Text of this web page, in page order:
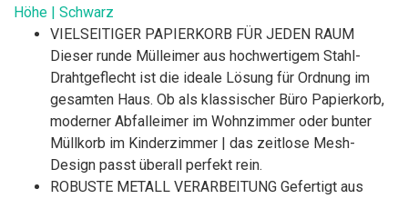
Höhe | Schwarz
VIELSEITIGER PAPIERKORB FÜR JEDEN RAUM
Dieser runde Mülleimer aus hochwertigem Stahl-
Drahtgeflecht ist die ideale Lösung für Ordnung im
gesamten Haus. Ob als klassischer Büro Papierkorb,
moderner Abfalleimer im Wohnzimmer oder bunter
Müllkorb im Kinderzimmer | das zeitlose Mesh-
Design passt überall perfekt rein.
ROBUSTE METALL VERARBEITUNG Gefertigt aus